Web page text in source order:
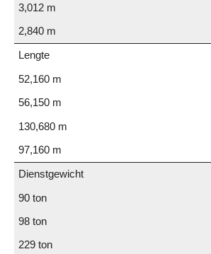
3,012 m
2,840 m
Lengte
52,160 m
56,150 m
130,680 m
97,160 m
Dienstgewicht
90 ton
98 ton
229 ton